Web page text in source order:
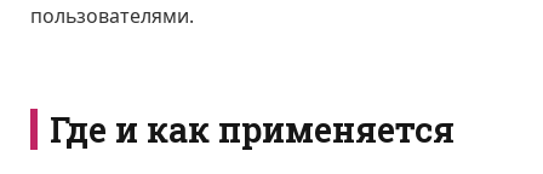
пользователями.
Где и как применяется